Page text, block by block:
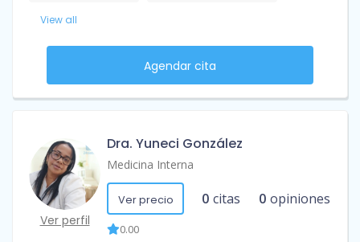
View all
Agendar cita
Ver perfil
Dra. Yuneci González
Medicina Interna
Ver precio 0 citas 0 opiniones
0.00